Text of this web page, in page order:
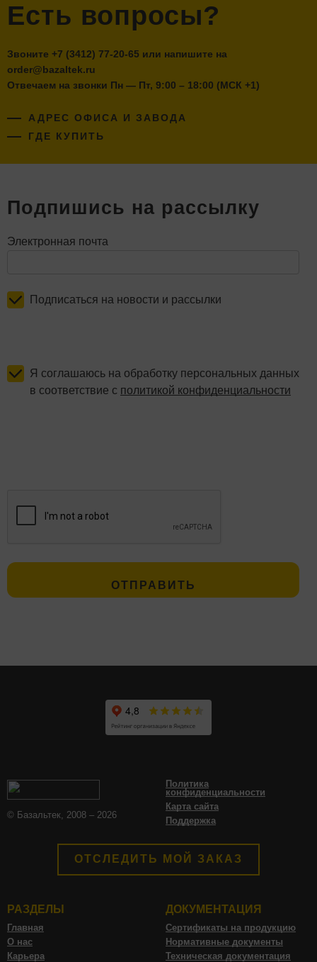
Есть вопросы?
Звоните +7 (3412) 77-20-65 или напишите на
order@bazaltek.ru
Отвечаем на звонки Пн — Пт, 9:00 – 18:00 (МСК +1)
АДРЕС ОФИСА И ЗАВОДА
ГДЕ КУПИТЬ
Подпишись на рассылку
Электронная почта
Подписаться на новости и рассылки
Я соглашаюсь на обработку персональных данных
в соответствие с политикой конфиденциальности
© Базальтек, 2008 – 2026
Политика
конфиденциальности
Карта сайта
Поддержка
ОТСЛЕДИТЬ МОЙ ЗАКАЗ
РАЗДЕЛЫ
Главная
О нас
Карьера
ДОКУМЕНТАЦИЯ
Сертификаты на продукцию
Нормативные документы
Техническая документация